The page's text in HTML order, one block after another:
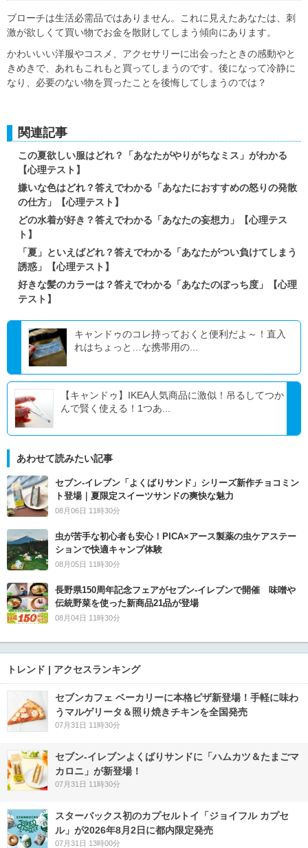
ブローチは生活必需品ではありません。これに見えたあなたは、刺
激が欲しくて買い物でお金を散財してしまう傾向にあります。
かわいいい洋服やコスメ、アクセサリーに出会ったときの感動やと
きめきで、あれもこれもと買ってしまうのです。後になって冷静に
なり、必要のない物を買ったことを後悔してしまうのでは？
関連記事
この夏欲しい服はどれ？「あなたがやりがちなミス」がわかる
【心理テスト】
嫌いな色はどれ？答えでわかる「あなたにおすすめの怒りの発散
の仕方」【心理テスト】
どの水着が好き？答えでわかる「あなたの妄想力」【心理テス
ト】
「夏」といえばどれ？答えでわかる「あなたがつい負けてしまう
誘惑」【心理テスト】
好きな髪のカラーは？答えでわかる「あなたのぼっち度」【心理
テスト】
キャンドゥのコレ持っておくと便利だよ～！直入
れはちょっと…な携帯用の...
【キャンドゥ】IKEA人気商品に激似！吊るしてつか
んで賢く使える！1つあ...
あわせて読みたい記事
セブン‐イレブン「よくばりサンド」シリーズ新作チョコミン
ト登場｜夏限定スイーツサンドの爽快な魅力
08月06日 11時30分
虫が苦手な初心者も安心！PICA×アース製薬の虫ケアステー
ションで快適キャンプ体験
08月05日 11時30分
長野県150周年記念フェアがセブン-イレブンで開催 味噌や
伝統野菜を使った新商品21品が登場
08月04日 11時30分
トレンド | アクセスランキング
セブンカフェ ベーカリーに本格ピザ新登場！手軽に味わ
うマルゲリータ＆照り焼きチキンを全国発売
07月31日 11時30分
セブン‐イレブンよくばりサンドに「ハムカツ＆たまごマ
カロニ」が新登場！
07月31日 11時30分
スターバックス初のカプセルトイ「ジョイフル カプセ
ル」が2026年8月2日に都内限定発売
07月31日 13時00分